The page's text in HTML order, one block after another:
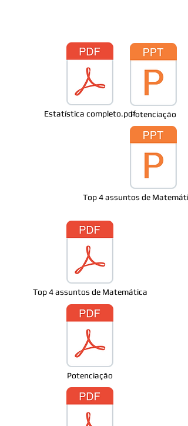
Estatística completo.pdfPotenciação
Top 4 assuntos de
Top 4 assuntos de Matemática
Potenciação